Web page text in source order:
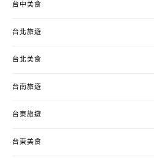
台中美食
台北旅遊
台北美食
台南旅遊
台東旅遊
台東美食